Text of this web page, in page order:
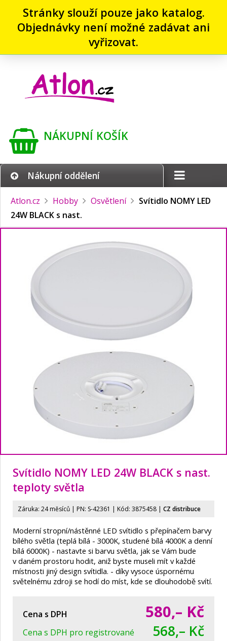
Stránky slouží pouze jako katalog.
Objednávky není možné zadávat ani
vyřizovat.
NÁKUPNÍ KOŠÍK
Nákupní oddělení
Atlon.cz Hobby Osvětlení
Svítidlo NOMY LED
24W BLACK s nast.
Svítidlo NOMY LED 24W BLACK s nast.
teploty světla
Záruka: 24 měsíců | PN: S-42361 | Kód: 3875458 | CZ distribuce
Moderní stropní/nástěnné LED svítidlo s přepínačem barvy
bílého světla (teplá bílá - 3000K, studené bílá 4000K a denní
bílá 6000K) - nastavte si barvu světla, jak se Vám bude
v daném prostoru hodit, aniž byste museli mít v každé
místnosti jiný design svítidla. - díky vysoce úspornému
světelnému zdroji se hodí do míst, kde se dlouhodobě svítí.
Cena s DPH 580,– Kč
Cena s DPH pro registrované 568,– Kč